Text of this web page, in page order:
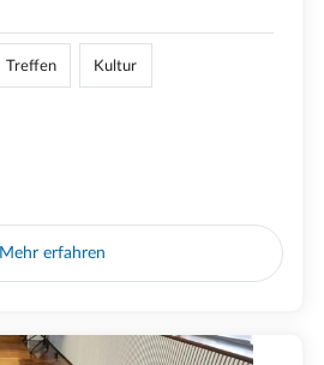
Treffen Kultur
Mehr erfahren